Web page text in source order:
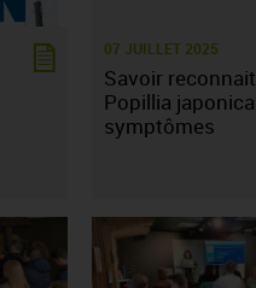
07 JUILLET 2025
Savoir
Popillia
symptômes